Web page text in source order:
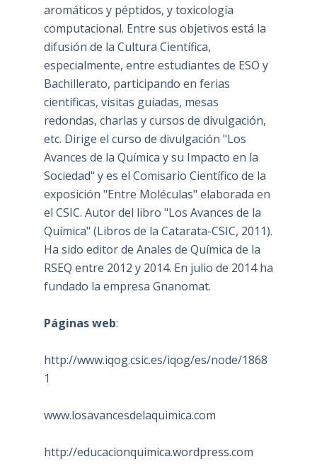
aromáticos y péptidos, y toxicología
computacional. Entre sus objetivos está la
difusión de la Cultura Científica,
especialmente, entre estudiantes de ESO y
Bachillerato, participando en ferias
científicas, visitas guiadas, mesas
redondas, charlas y cursos de divulgación,
etc. Dirige el curso de divulgación "Los
Avances de la Química y su Impacto en la
Sociedad" y es el Comisario Científico de la
exposición "Entre Moléculas" elaborada en
el CSIC. Autor del libro "Los Avances de la
Química" (Libros de la Catarata-CSIC, 2011).
Ha sido editor de Anales de Química de la
RSEQ entre 2012 y 2014. En julio de 2014 ha
fundado la empresa Gnanomat.
Páginas web:
http://www.iqog.csic.es/iqog/es/node/1868
1
www.losavancesdelaquimica.com
http://educacionquimica.wordpress.com